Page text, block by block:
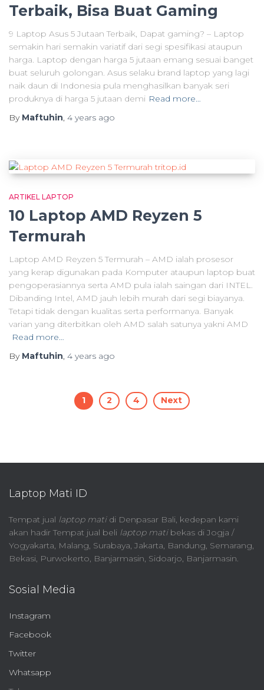
Terbaik, Bisa Buat Gaming
9 Laptop Asus 5 Jutaan Terbaik, Dapat gaming? – Laptop
semakin hari semakin variatif dari segi spesifikasi ataupun
harga. Laptop dengan harga 5 jutaan emang sesuai banget
buat seluruh golongan. Asus selaku brand laptop yang lagi
naik daun di Indonesia pula menghasilkan banyak seri
produknya di harga 5 jutaan demi Read more…
By Maftuhin, 4 years ago
ARTIKEL LAPTOP
10 Laptop AMD Reyzen 5
Termurah
Laptop AMD Reyzen 5 Termurah – AMD ialah prosesor
yang kerap digunakan pada Komputer ataupun laptop buat
pengoperasiannya serta AMD pula ialah saingan dari INTEL.
Dibanding Intel, AMD jauh lebih murah dari segi biayanya.
Tetapi tidak dengan kualitas serta performanya. Banyak
varian yang diterbitkan oleh AMD salah satunya yakni AMD
Read more…
By Maftuhin, 4 years ago
1 2 4 Next
Laptop Mati ID
Tempat jual laptop matidi Denpasar Bali, kedepan kami
akan hadir Tempat jual beli laptop matibekas di Jogja /
Yogyakarta, Malang, Surabaya, Jakarta, Bandung, Semarang,
Bekasi, Purwokerto, Banjarmasin, Sidoarjo, Banjarmasin.
Sosial Media
Instagram
Facebook
Twitter
Whatsapp